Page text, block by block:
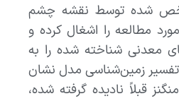
شده توسط نقشه چشم
مورد مطالعه را اشغال کرده و
معدنی شناخته شده را به
زمین‌شناسی مدل نشان
قبلاً نادیده گرفته شده،